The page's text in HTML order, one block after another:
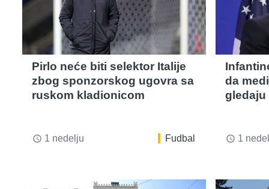
Pirlo neće biti selektor Italije
zbog sponzorskog ugovra sa
ruskom kladionicom
access_time 1 nedelju Fudbal
da
gledaju
access_time 1